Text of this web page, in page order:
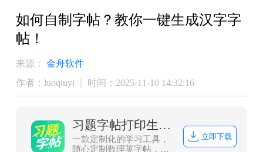
如何自制字帖？教你一键生成汉字字
帖！
来源：
金舟软件
作者：luoqiuyi
时间：2025-11-10 14:32:16
习题字帖打印生成器
一款定制化的学习工具，
随心定制数理英字帖，一
立即下载